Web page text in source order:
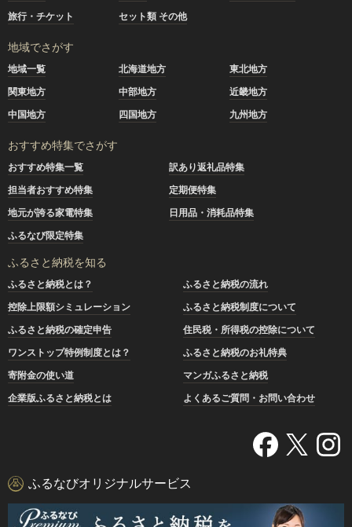
旅行・チケット
セット類 その他
地域でさがす
地域一覧 北海道地方
東北地方
関東地方
中部地方
近畿地方
中国地方
四国地方 九州地方
おすすめ特集でさがす
おすすめ特集一覧
訳あり返礼品特集
担当者おすすめ特集
定期便特集
地元が誇る家電特集
日用品・消耗品特集
ふるなび限定特集
ふるさと納税を知る
ふるさと納税とは？
ふるさと納税の流れ
控除上限額シミュレーション
ふるさと納税制度について
ふるさと納税の確定申告
住民税・所得税の控除について
ワンストップ特例制度とは？
ふるさと納税のお礼特典
寄附金の使い道
マンガふるさと納税
企業版ふるさと納税とは
よくあるご質問・お問い合わせ
ふるなびオリジナルサービス